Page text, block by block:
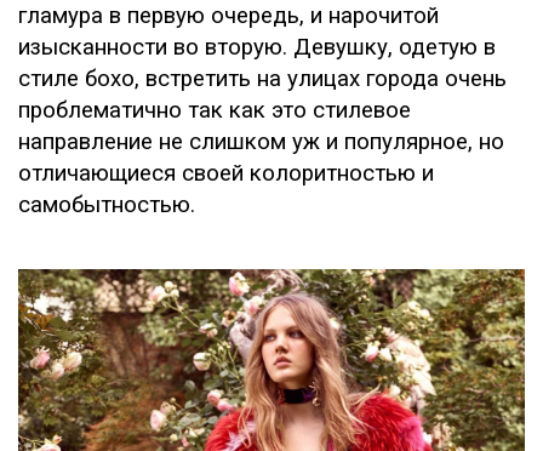
гламура в первую очередь, и нарочитой
изысканности во вторую. Девушку, одетую в
стиле бохо, встретить на улицах города очень
проблематично так как это стилевое
направление не слишком уж и популярное, но
отличающиеся своей колоритностью и
самобытностью.